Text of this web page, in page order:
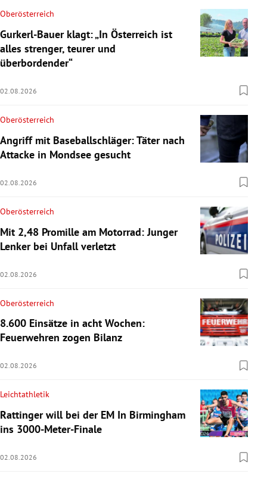
Oberösterreich
Gurkerl-Bauer klagt: „In Österreich ist
alles strenger, teurer und
überbordender“
02.08.2026
Oberösterreich
Angriff mit Baseballschläger: Täter nach
Attacke in Mondsee gesucht
02.08.2026
Oberösterreich
Mit 2,48 Promille am Motorrad: Junger
Lenker bei Unfall verletzt
02.08.2026
Oberösterreich
8.600 Einsätze in acht Wochen:
Feuerwehren zogen Bilanz
02.08.2026
Leichtathletik
Rattinger will bei der EM In Birmingham
ins 3000-Meter-Finale
02.08.2026